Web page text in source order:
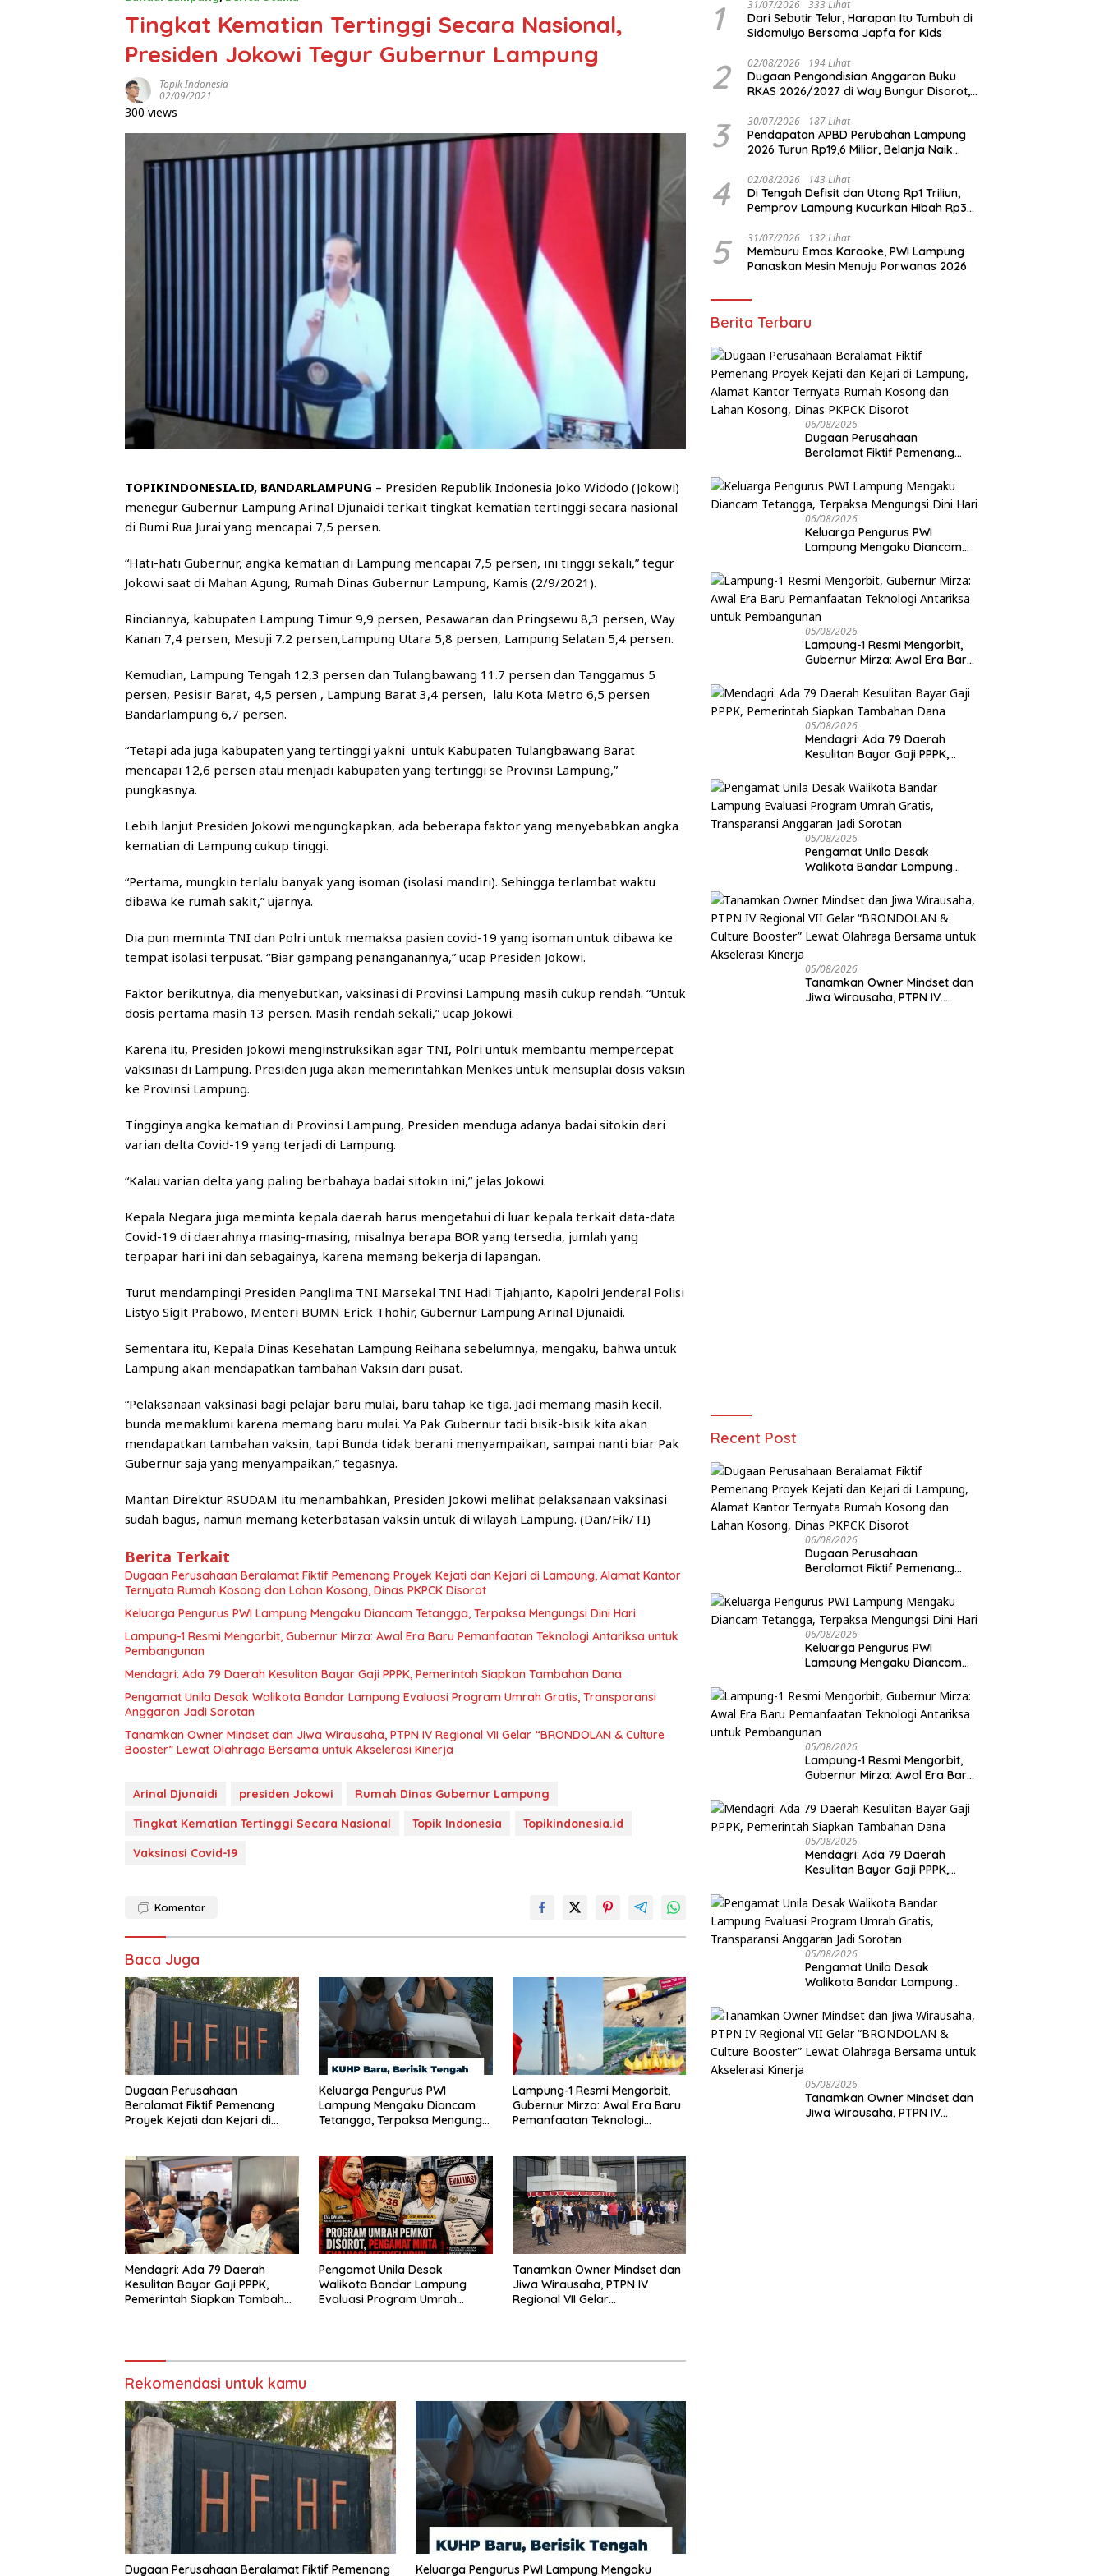
Tingkat Kematian Tertinggi Secara Nasional,
Presiden Jokowi Tegur Gubernur Lampung
Topik Indonesia
02/09/2021
300 views
TOPIKINDONESIA.ID, BANDARLAMPUNG – Presiden Republik Indonesia Joko Widodo (Jokowi)
menegur Gubernur Lampung Arinal Djunaidi terkait tingkat kematian tertinggi secara nasional
di Bumi Rua Jurai yang mencapai 7,5 persen.
“Hati-hati Gubernur, angka kematian di Lampung mencapai 7,5 persen, ini tinggi sekali,” tegur
Jokowi saat di Mahan Agung, Rumah Dinas Gubernur Lampung, Kamis (2/9/2021).
Rinciannya, kabupaten Lampung Timur 9,9 persen, Pesawaran dan Pringsewu 8,3 persen, Way
Kanan 7,4 persen, Mesuji 7.2 persen,Lampung Utara 5,8 persen, Lampung Selatan 5,4 persen.
Kemudian, Lampung Tengah 12,3 persen dan Tulangbawang 11.7 persen dan Tanggamus 5
persen, Pesisir Barat, 4,5 persen , Lampung Barat 3,4 persen, lalu Kota Metro 6,5 persen
Bandarlampung 6,7 persen.
“Tetapi ada juga kabupaten yang tertinggi yakni untuk Kabupaten Tulangbawang Barat
mencapai 12,6 persen atau menjadi kabupaten yang tertinggi se Provinsi Lampung,”
pungkasnya.
Lebih lanjut Presiden Jokowi mengungkapkan, ada beberapa faktor yang menyebabkan angka
kematian di Lampung cukup tinggi.
“Pertama, mungkin terlalu banyak yang isoman (isolasi mandiri). Sehingga terlambat waktu
dibawa ke rumah sakit,” ujarnya.
Dia pun meminta TNI dan Polri untuk memaksa pasien covid-19 yang isoman untuk dibawa ke
tempat isolasi terpusat. “Biar gampang penanganannya,” ucap Presiden Jokowi.
Faktor berikutnya, dia menyebutkan, vaksinasi di Provinsi Lampung masih cukup rendah. “Untuk
dosis pertama masih 13 persen. Masih rendah sekali,” ucap Jokowi.
Karena itu, Presiden Jokowi menginstruksikan agar TNI, Polri untuk membantu mempercepat
vaksinasi di Lampung. Presiden juga akan memerintahkan Menkes untuk mensuplai dosis vaksin
ke Provinsi Lampung.
Tingginya angka kematian di Provinsi Lampung, Presiden menduga adanya badai sitokin dari
varian delta Covid-19 yang terjadi di Lampung.
“Kalau varian delta yang paling berbahaya badai sitokin ini,” jelas Jokowi.
Kepala Negara juga meminta kepala daerah harus mengetahui di luar kepala terkait data-data
Covid-19 di daerahnya masing-masing, misalnya berapa BOR yang tersedia, jumlah yang
terpapar hari ini dan sebagainya, karena memang bekerja di lapangan.
Turut mendampingi Presiden Panglima TNI Marsekal TNI Hadi Tjahjanto, Kapolri Jenderal Polisi
Listyo Sigit Prabowo, Menteri BUMN Erick Thohir, Gubernur Lampung Arinal Djunaidi.
Sementara itu, Kepala Dinas Kesehatan Lampung Reihana sebelumnya, mengaku, bahwa untuk
Lampung akan mendapatkan tambahan Vaksin dari pusat.
“Pelaksanaan vaksinasi bagi pelajar baru mulai, baru tahap ke tiga. Jadi memang masih kecil,
bunda memaklumi karena memang baru mulai. Ya Pak Gubernur tadi bisik-bisik kita akan
mendapatkan tambahan vaksin, tapi Bunda tidak berani menyampaikan, sampai nanti biar Pak
Gubernur saja yang menyampaikan,” tegasnya.
Mantan Direktur RSUDAM itu menambahkan, Presiden Jokowi melihat pelaksanaan vaksinasi
sudah bagus, namun memang keterbatasan vaksin untuk di wilayah Lampung. (Dan/Fik/TI)
Berita Terkait
Dugaan Perusahaan Beralamat Fiktif Pemenang Proyek Kejati dan Kejari di Lampung, Alamat Kantor
Ternyata Rumah Kosong dan Lahan Kosong, Dinas PKPCK Disorot
Keluarga Pengurus PWI Lampung Mengaku Diancam Tetangga, Terpaksa Mengungsi Dini Hari
Lampung-1 Resmi Mengorbit, Gubernur Mirza: Awal Era Baru Pemanfaatan Teknologi Antariksa untuk
Pembangunan
Mendagri: Ada 79 Daerah Kesulitan Bayar Gaji PPPK, Pemerintah Siapkan Tambahan Dana
Pengamat Unila Desak Walikota Bandar Lampung Evaluasi Program Umrah Gratis, Transparansi
Anggaran Jadi Sorotan
Tanamkan Owner Mindset dan Jiwa Wirausaha, PTPN IV Regional VII Gelar “BRONDOLAN & Culture
Booster” Lewat Olahraga Bersama untuk Akselerasi Kinerja
Arinal Djunaidi presiden Jokowi
Rumah Dinas Gubernur Lampung
Tingkat Kematian Tertinggi Secara Nasional
Topik Indonesia
Topikindonesia.id
Vaksinasi Covid-19
Komentar
Baca Juga
Dugaan Perusahaan
Beralamat Fiktif Pemenang
Proyek Kejati dan Kejari di
Lahan Kosong, Dinas PKPCK
Disorot
Keluarga Pengurus PWI
Lampung Mengaku Diancam
Tetangga, Terpaksa Mengungsi
Lampung-1 Resmi Mengorbit,
Gubernur Mirza: Awal Era Baru
Pemanfaatan Teknologi
Mendagri: Ada 79 Daerah
Kesulitan Bayar Gaji PPPK,
Pemerintah Siapkan Tambahan
Pengamat Unila Desak
Walikota Bandar Lampung
Evaluasi Program Umrah
Tanamkan Owner Mindset dan
Jiwa Wirausaha, PTPN IV
Regional VII Gelar
Kinerja
Rekomendasi untuk kamu
Dugaan Perusahaan Beralamat Fiktif Pemenang Keluarga Pengurus PWI Lampung Mengaku
1 31/07/2026 333 Lihat
Dari Sebutir Telur, Harapan Itu Tumbuh di
Sidomulyo Bersama Japfa for Kids
2 02/08/2026 194 Lihat
Dugaan Pengondisian Anggaran Buku
RKAS 2026/2027 di Way Bungur Disorot,
Keuntungan untuk Rekreasi
3 30/07/2026 187 Lihat
Pendapatan APBD Perubahan Lampung
2026 Turun Rp19,6 Miliar, Belanja Naik
4 02/08/2026 143 Lihat
Di Tengah Defisit dan Utang Rp1 Triliun,
Pemprov Lampung Kucurkan Hibah Rp35
5 31/07/2026 132 Lihat
Memburu Emas Karaoke, PWI Lampung
Panaskan Mesin Menuju Porwanas 2026
Berita Terbaru
06/08/2026
Dugaan Perusahaan
Beralamat Fiktif Pemenang
Lampung, Alamat Kantor
Ternyata Rumah Kosong dan
Lahan Kosong, Dinas PKPCK
Disorot
06/08/2026
Keluarga Pengurus PWI
Lampung Mengaku Diancam
Dini Hari
05/08/2026
Lampung-1 Resmi Mengorbit,
Gubernur Mirza: Awal Era Baru
Antariksa untuk Pembangunan
05/08/2026
Mendagri: Ada 79 Daerah
Kesulitan Bayar Gaji PPPK,
Dana
05/08/2026
Pengamat Unila Desak
Walikota Bandar Lampung
Gratis, Transparansi Anggaran
Jadi Sorotan
05/08/2026
Tanamkan Owner Mindset dan
Jiwa Wirausaha, PTPN IV
Recent Post
06/08/2026
Dugaan Perusahaan
Beralamat Fiktif Pemenang
Lampung, Alamat Kantor
Ternyata Rumah Kosong dan
Lahan Kosong, Dinas PKPCK
Disorot
06/08/2026
Keluarga Pengurus PWI
Lampung Mengaku Diancam
Dini Hari
05/08/2026
Lampung-1 Resmi Mengorbit,
Gubernur Mirza: Awal Era Baru
Antariksa untuk Pembangunan
05/08/2026
Mendagri: Ada 79 Daerah
Kesulitan Bayar Gaji PPPK,
Dana
05/08/2026
Pengamat Unila Desak
Walikota Bandar Lampung
Gratis, Transparansi Anggaran
Jadi Sorotan
05/08/2026
Tanamkan Owner Mindset dan
Jiwa Wirausaha, PTPN IV